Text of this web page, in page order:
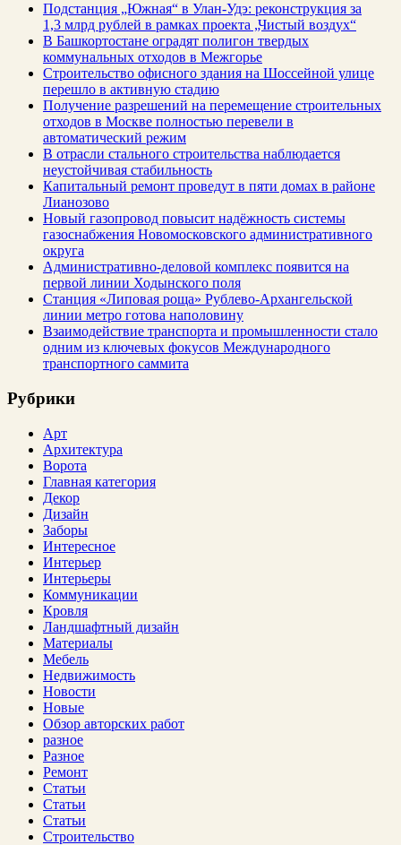
Подстанция „Южная“ в Улан‑Удэ: реконструкция за
1,3 млрд рублей в рамках проекта „Чистый воздух“
В Башкортостане оградят полигон твердых
коммунальных отходов в Межгорье
Строительство офисного здания на Шоссейной улице
перешло в активную стадию
Получение разрешений на перемещение строительных
отходов в Москве полностью перевели в
автоматический режим
В отрасли стального строительства наблюдается
неустойчивая стабильность
Капитальный ремонт проведут в пяти домах в районе
Лианозово
Новый газопровод повысит надёжность системы
газоснабжения Новомосковского административного
округа
Административно-деловой комплекс появится на
первой линии Ходынского поля
Станция «Липовая роща» Рублево-Архангельской
линии метро готова наполовину
Взаимодействие транспорта и промышленности стало
одним из ключевых фокусов Международного
транспортного саммита
Рубрики
Арт
Архитектура
Ворота
Главная категория
Декор
Дизайн
Заборы
Интересное
Интерьер
Интерьеры
Коммуникации
Кровля
Ландшафтный дизайн
Материалы
Мебель
Недвижимость
Новости
Новые
Обзор авторских работ
разное
Разное
Ремонт
Статьи
Статьи
Статьи
Строительство